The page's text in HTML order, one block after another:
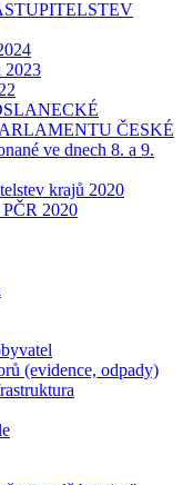
2023
ČESKÉ
ve dnech 8. a 9.
krajů 2020
2020
(evidence, odpady)